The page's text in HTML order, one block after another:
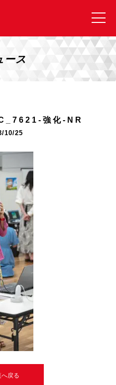
トコース
ショナル
説明
グ講座
ース
強化-NR
10/25
へ戻る